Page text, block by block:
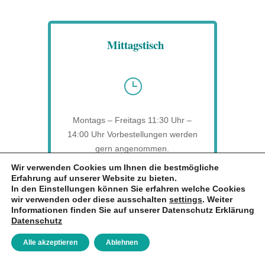
Mittagstisch
}
Montags – Freitags 11:30 Uhr –
14:00 Uhr Vorbestellungen werden
gern angenommen.
Zum Mitnehmen &
Wir verwenden Cookies um Ihnen die bestmögliche
Erfahrung auf unserer Website zu bieten.
In den Einstellungen können Sie erfahren welche Cookies
wir verwenden oder diese ausschalten settings. Weiter
Informationen finden Sie auf unserer Datenschutz Erklärung
Datenschutz
Alle akzeptieren Ablehnen